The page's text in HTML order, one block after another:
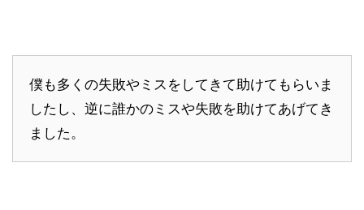
僕も多くの失敗やミスをしてきて助けてもらいま
したし、逆に誰かのミスや失敗を助けてあげてき
ました。